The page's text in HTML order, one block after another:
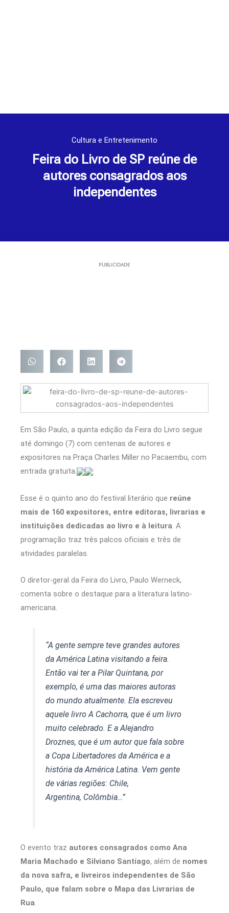
Cultura e Entretenimento
Feira do Livro de SP reúne de
autores consagrados aos
independentes
PUBLICIDADE
Em São Paulo, a quinta edição da Feira do Livro segue
até domingo (7) com centenas de autores e
expositores na Praça Charles Miller no Pacaembu, com
entrada gratuita.
Esse é o quinto ano do festival literário que reúne
mais de 160 expositores, entre editoras, livrarias e
instituições dedicadas ao livro e à leitura . A
programação traz três palcos oficiais e três de
atividades paralelas.
O diretor-geral da Feira do Livro, Paulo Werneck,
comenta sobre o destaque para a literatura latino-
americana.
“A gente sempre teve grandes autores
da América Latina visitando a feira.
Então vai ter a Pilar Quintana, por
exemplo, é uma das maiores autoras
do mundo atualmente. Ela escreveu
aquele livro A Cachorra, que é um livro
muito celebrado. E a Alejandro
Droznes, que é um autor que fala sobre
a Copa Libertadores da América e a
história da América Latina. Vem gente
de várias regiões: Chile,
Argentina, Colômbia…”
O evento traz autores consagrados como Ana
Maria Machado e Silviano Santiago, além de nomes
da nova safra, e livreiros independentes de São
Paulo, que falam sobre o Mapa das Livrarias de
Rua.